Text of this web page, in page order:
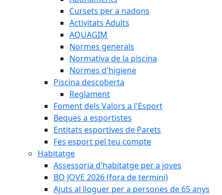
Cursets per a nadons
Activitats Adults
AQUAGIM
Normes generals
Normativa de la piscina
Normes d'higiene
Piscina descoberta
Reglament
Foment dels Valors a l'Esport
Beques a esportistes
Entitats esportives de Parets
Fes esport pel teu compte
Habitatge
Assessoria d'habitatge per a joves
BO JOVE 2026 (fora de termini)
Ajuts al lloguer per a persones de 65 anys